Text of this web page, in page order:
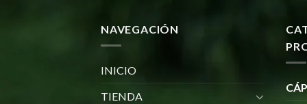
NAVEGACIÓN
INICIO
TIENDA